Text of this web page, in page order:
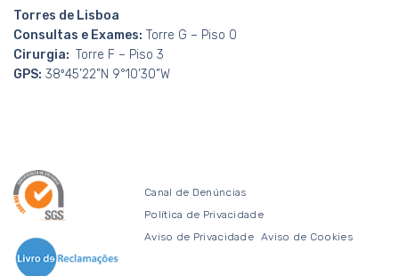
Torres de Lisboa
Consultas e Exames: Torre G – Piso 0
Cirurgia: Torre F – Piso 3
GPS: 38º45’22”N 9°10’30”W
Canal de Denúncias
Política de Privacidade
Aviso de Privacidade Aviso de Cookies